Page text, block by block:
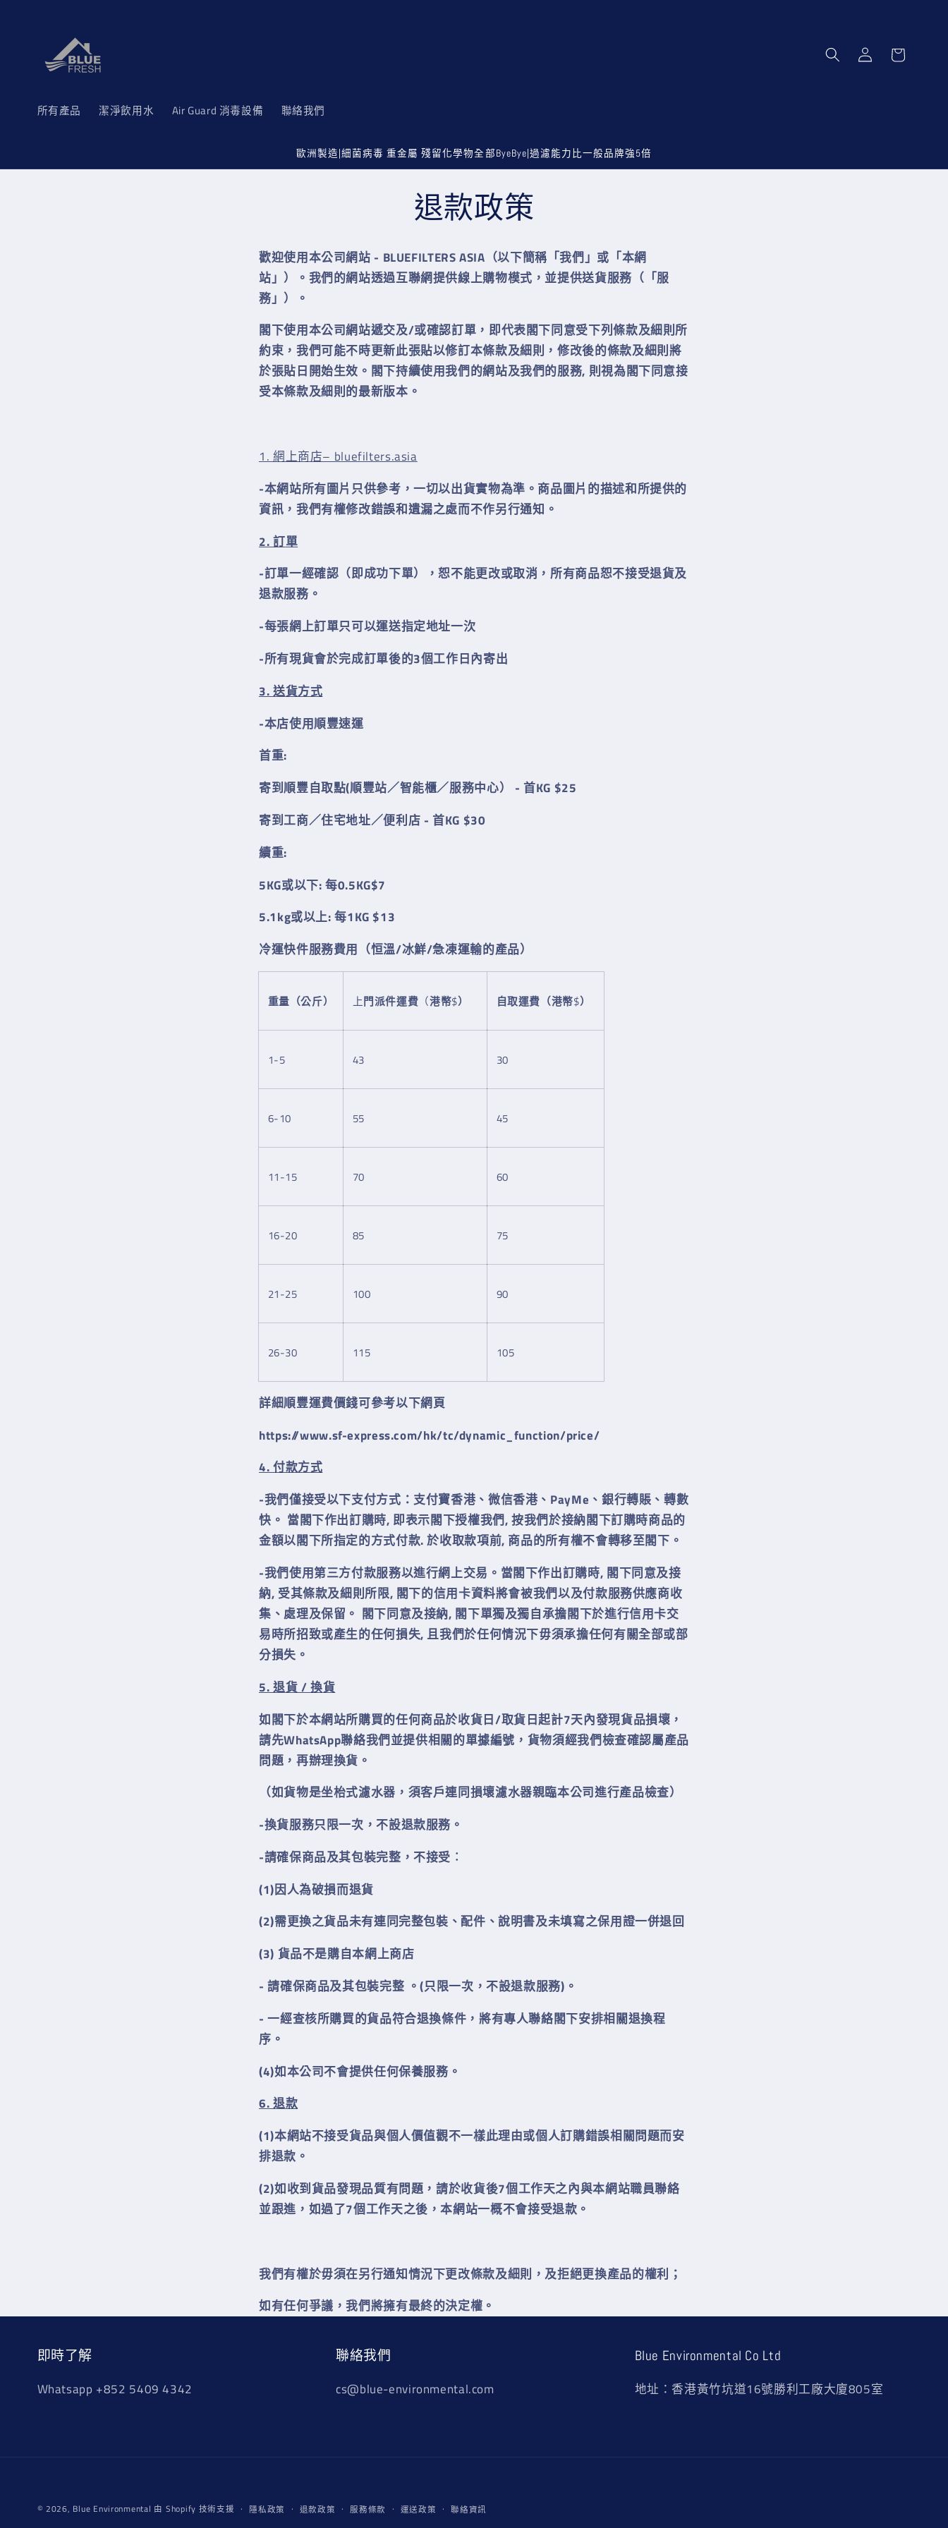
所有產品 潔淨飲用水 Air Guard 消毒設備 聯絡我們
登
入
物
歐洲製造|細菌病毒 重金屬 殘留化學物全部ByeBye|過濾能力比一般品牌強5倍
退款政策
歡迎使用本公司網站 - BLUEFILTERS ASIA（以下簡稱「我們」或「本網
站」）。我們的網站透過互聯網提供線上購物模式，並提供送貨服務（「服
務」）
。
閣下使用本公司網站遞交及/或確認訂單，即代表閣下同意受下列條款及細則所
約束，我們可能不時更新此張貼以修訂本條款及細則，修改後的條款及細則將
於張貼日開始生效。閣下持續使用我們的網站及我們的服務, 則視為閣下同意接
受本條款及細則的最新版本 。
1. 網上商店– bluefilters.asia
-本網站所有圖片只供參考，一切以出貨實物為準。商品圖片的描述和所提供的
資訊，我們有權修改錯誤和遺漏之處而不作另行通知 。
2. 訂單
-訂單一經確認（即成功下單），恕不能更改或取消，所有商品恕不接受退貨及
退款服務 。
-每張網上訂單只可以運送指定地址一㳄
-所有現貨會於完成訂單後的3個工作日內寄出
3. 送貨方式
-本店使用順豐速運
首重:
寄到順豐自取點(順豐站／智能櫃／服務中心）
- 首KG $25
寄到工商／住宅地址／便利店 - 首KG $30
續重:
5KG或以下:每0.5KG$7
5.1kg或以上:每1KG $13
冷運快件服務費用（恒溫/冰鮮/急凍運輸的產品）
重量（公斤） 上門派件運費 （港幣$） 自取運費（港幣$）
1-5 43 30
6-10 55 45
11-15 70 60
16-20 85 75
21-25 100 90
26-30 115 105
詳細順豐運費價錢可參考以下網頁
https://www.sf-express.com/hk/tc/dynamic_function/price/
4. 付款方式
-我們僅接受以下支付方式：支付寶香港、微信香港、PayMe、銀行轉賬、轉數
快。 當閣下作出訂購時, 即表示閣下授權我們, 按我們於接納閣下訂購時商品的
金額以閣下所指定的方式付款. 於收取款項前, 商品的所有權不會轉移至閣下。
-我們使用第三方付款服務以進行網上交易。當閣下作出訂購時, 閣下同意及接
納, 受其條款及細則所限, 閣下的信用卡資料將會被我們以及付款服務供應商收
集、處理及保留。 閣下同意及接納, 閣下單獨及獨自承擔閣下於進行信用卡交
易時所招致或產生的任何損失, 且我們於任何情況下毋須承擔任何有關全部或部
分損失。
5. 退貨 / 換貨
如閣下於本網站所購買的任何商品於收貨日/取貨日起計7天內發現貨品損壞，
請先WhatsApp聯絡我們並提供相關的單據編號，貨物須經我們檢查確認屬產品
問題，再辦理換貨 。
（如貨物是坐枱式濾水器，須客戶連同損壞濾水器親臨本公司進行產品檢查）
-換貨服務只限一次，不設退款服務 。
-請確保商品及其包裝完整，不接受 ︰
(1)因人為破損而退貨
(2)需更換之貨品未有連同完整包裝、配件、說明書及未填寫之保用證一併退回
(3) 貨品不是購自本網上商店
- 請確保商品及其包裝完整 。(只限一次，不設退款服務) 。
- 一經查核所購買的貨品符合退換條件，將有專人聯絡閣下安排相關退換程
序 。
(4)如本公司不會提供任何保養服務。
6. 退款
(1)本網站不接受貨品與個人價值觀不一樣此理由或個人訂購錯誤相關問題而安
排退款。
(2)如收到貨品發現品質有問題，請於收貨後7個工作天之內與本網站職員聯絡
並跟進，如過了7個工作天之後，本網站一概不會接受退款。
我們有權於毋須在另行通知情況下更改條款及細則，及拒絕更換產品的權利 ；
如有任何爭議，我們將擁有最終的決定權 。
即時了解
Whatsapp +852 5409 4342
聯絡我們
cs@blue-environmental.com
Blue Environmental Co Ltd
地址：香港黃竹坑道16號勝利工廠大廈805室
© 2026, Blue Environmental 由 Shopify 技術支援 隱私政策 退款政策 服務條款 運送政策 聯絡資訊